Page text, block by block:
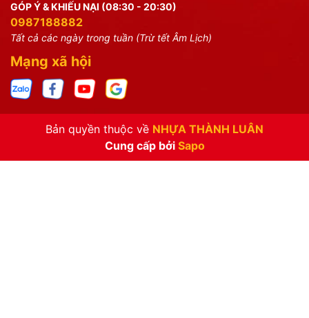
GÓP Ý & KHIẾU NẠI (08:30 - 20:30)
0987188882
Tất cả các ngày trong tuần (Trừ tết Âm Lịch)
Mạng xã hội
Bản quyền thuộc về NHỰA THÀNH LUÂN
Cung cấp bởi Sapo